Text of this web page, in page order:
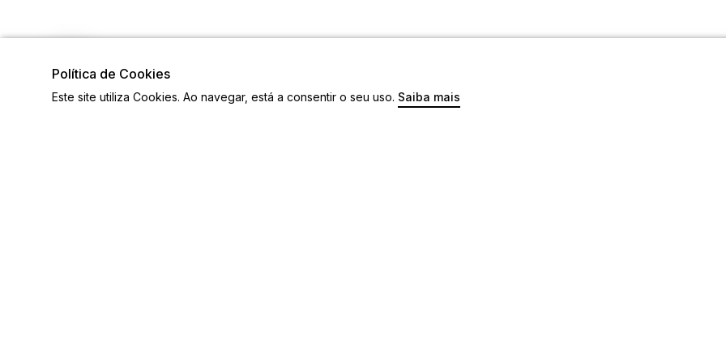
Política de Cookies
Este site utiliza Cookies. Ao navegar, está a consentir o seu uso. Saiba mais